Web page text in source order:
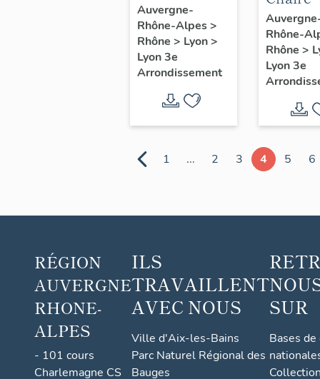
sculpté :
Liberté
Auvergne-
Rhône-Alpes>
Rhône > Lyon>
Lyon 3e
Arrondissement
Rhône-
Rhône >
Lyon 3e
1 ... 2 3 4 5 6
RÉGION
AUVERGNE
RHONE-
ALPES
- 101 cours
Charlemagne CS
ILS
TRAVAILLENT
AVEC NOUS
Ville d'Aix-les-Bains
Parc Naturel Régional des
Bauges
SUR
Bases